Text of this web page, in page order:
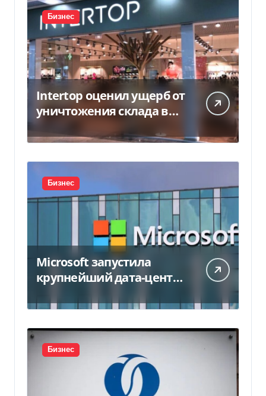
Бизнес
Intertop оценил ущерб от
уничтожения склада в
Бизнес
Microsoft запустила
крупнейший дата-центр
миллиарда
Бизнес